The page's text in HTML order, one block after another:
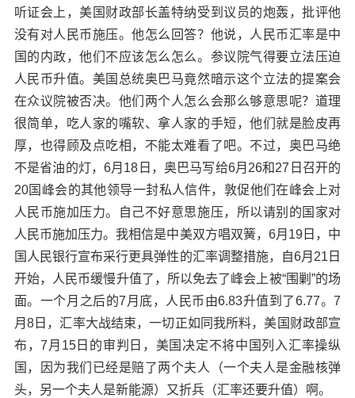
听证会上，美国财政部长盖特纳受到议员的炮轰，批评他
没有对人民币施压。他怎么回答？他说，人民币汇率是中
国的内政，他们不应该怎么怎么。参议院气得要立法压迫
人民币升值。美国总统奥巴马竟然暗示这个立法的提案会
在众议院被否决。他们两个人怎么会那么够意思呢？道理
很简单，吃人家的嘴软、拿人家的手短，他们就是脸皮再
厚，也得顾及点吃相，不能太难看了吧。不过，奥巴马绝
不是省油的灯，6月18日，奥巴马写给6月26和27日召开的
20国峰会的其他领导一封私人信件，敦促他们在峰会上对
人民币施加压力。自己不好意思施压，所以请别的国家对
人民币施加压力。我相信是中美双方唱双簧，6月19日，中
国人民银行宣布采行更具弹性的汇率调整措施，自6月21日
开始，人民币缓慢升值了，所以免去了峰会上被“围剿”的场
面。一个月之后的7月底，人民币由6.83升值到了6.77。7
月8日，汇率大战结束，一切正如同我所料，美国财政部宣
布，7月15日的审判日，美国决定不将中国列入汇率操纵
国，因为我们已经是赔了两个夫人（一个夫人是金融核弹
头，另一个夫人是新能源）又折兵（汇率还要升值）啊。